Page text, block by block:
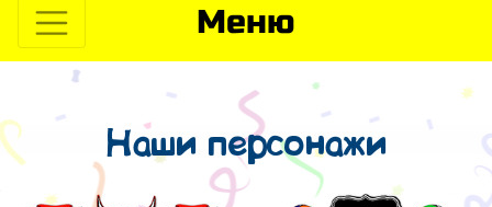
Меню
Наши персонажи